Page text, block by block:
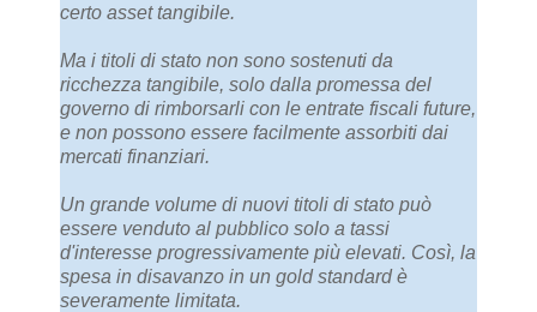
certo asset tangibile.
Ma i titoli di stato non sono sostenuti da
ricchezza tangibile, solo dalla promessa del
governo di rimborsarli con le entrate fiscali future,
e non possono essere facilmente assorbiti dai
mercati finanziari.
Un grande volume di nuovi titoli di stato può
essere venduto al pubblico solo a tassi
d'interesse progressivamente più elevati. Così, la
spesa in disavanzo in un gold standard è
severamente limitata.